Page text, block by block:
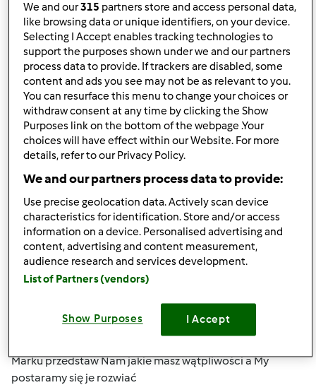
pon., 10/07/2013 - 19:46
Witajcie
Jestem zainteresowany kupnem Thermomix ale miewam
tez i wątpliwosci
Pozdrawiam marek199
Góra strony
Zalogujlub zarejestruj sięaby dodawać
komentarze
monika6500 Dołączył : 10.03.2013
Marku przedstaw Nam jakie masz wątpliwości a My
postaramy się je rozwiać
We and our315 partners store and access personal data,
like browsing data or unique identifiers, on your device.
Selecting I Accept enables tracking technologies to
support the purposes shown under we and our partners
process data to provide. If trackers are disabled, some
content and ads you see may not be as relevant to you.
You can resurface this menu to change your choices or
withdraw consent at any time by clicking the Show
Purposes link on the bottom of the webpage .Your
choices will have effect within our Website. For more
details, refer to our Privacy Policy.
We and our partners process data to provide:
Use precise geolocation data. Actively scan device
characteristics for identification. Store and/or access
information on a device. Personalised advertising and
content, advertising and content measurement,
audience research and services development.
List of Partners (vendors)
Show Purposes I Accept